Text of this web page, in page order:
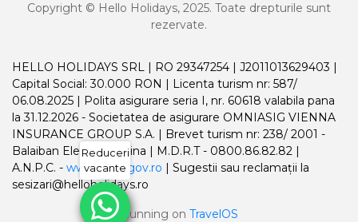
Copyright © Hello Holidays, 2025. Toate drepturile sunt
rezervate.
HELLO HOLIDAYS SRL | RO 29347254 | J2011013629403 |
Capital Social: 30.000 RON | Licenta turism nr: 587/
06.08.2025 | Polita asigurare seria I, nr. 60618 valabila pana
la 31.12.2026 - Societatea de asigurare OMNIASIG VIENNA
INSURANCE GROUP S.A. | Brevet turism nr: 238/ 2001 -
Balaiban Elena Madalina | M.D.R.T - 0800.86.82.82 |
A.N.P.C. - www.anpc.gov.ro | Sugestii sau reclamații la
sesizari@helloholidays.ro
Running on TravelOS
Reduceri
vacante